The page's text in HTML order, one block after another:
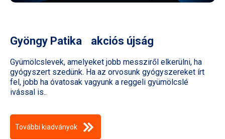
Gyöngy Patika akciós újság
Gyümölcslevek, amelyeket jobb messziről elkerülni, ha
gyógyszert szedünk. Ha az orvosunk gyógyszereket írt
fel, jobb ha óvatosak vagyunk a reggeli gyümölcslé
ivással is..
További kiadványok